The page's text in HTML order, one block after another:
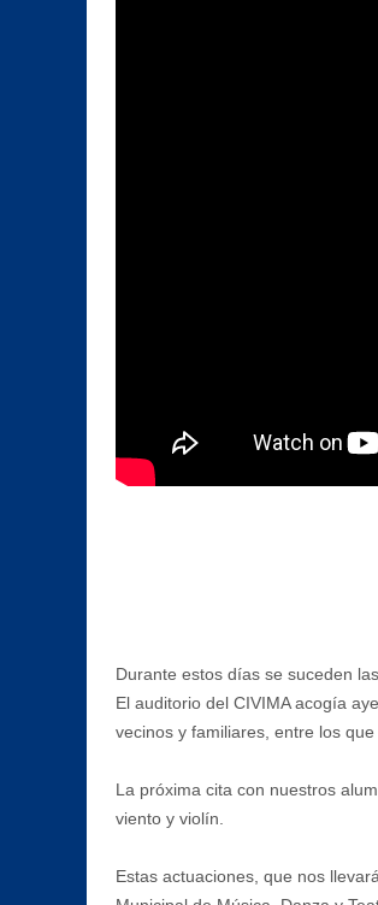
Durante estos días se suceden
El auditorio del CIVIMA acogía
vecinos y familiares, entre los
La próxima cita con nuestros
viento y violín.
Estas actuaciones, que nos